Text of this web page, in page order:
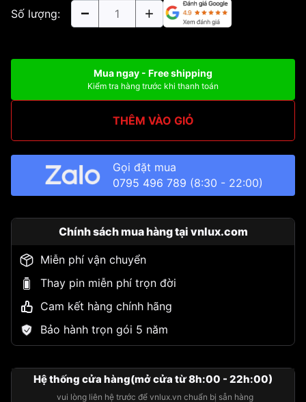
Số lượng:
Mua ngay - Free shipping
Kiểm tra hàng trước khi thanh toán
THÊM VÀO GIỎ
Gọi đặt mua
0795 496 789 (8:30 - 22:00)
Chính sách mua hàng tại vnlux.com
Miễn phí vận chuyển
Thay pin miễn phí trọn đời
Cam kết hàng chính hãng
Bảo hành trọn gói 5 năm
Hệ thống cửa hàng(mở cửa từ 8h:00 - 22h:00)
vui lòng liên hệ trước để vnlux.vn chuẩn bị sẵn hàng